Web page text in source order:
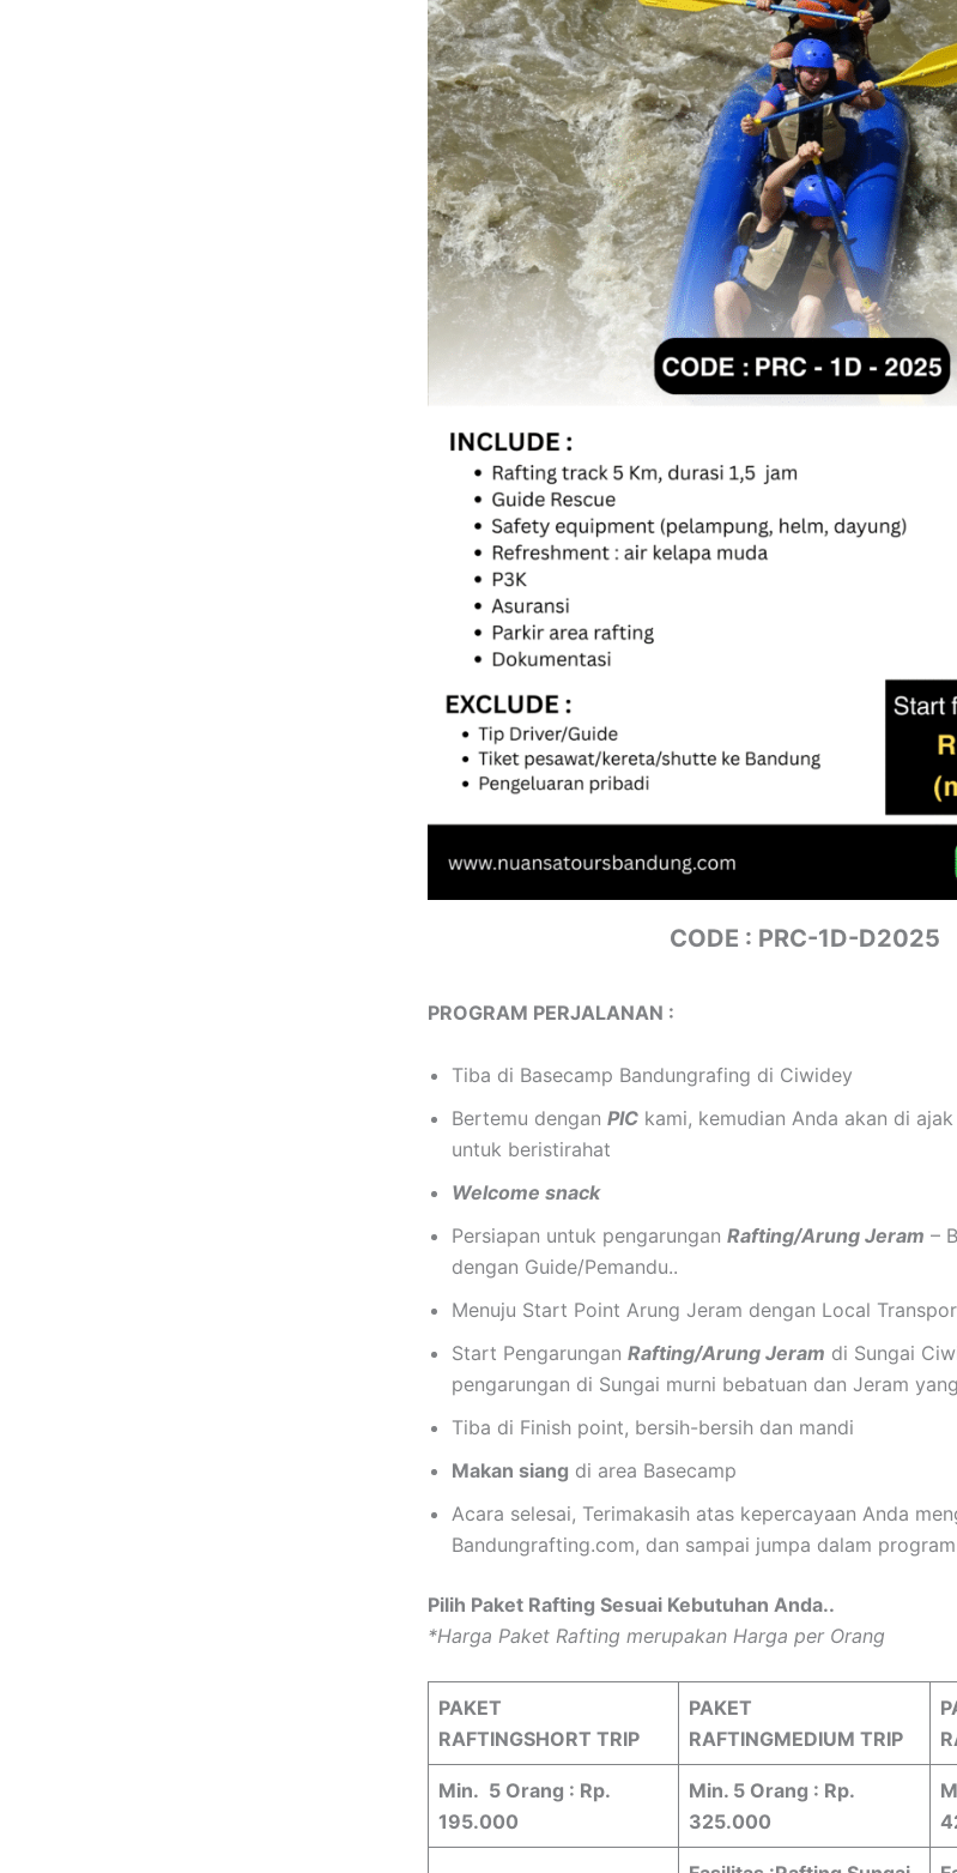
CODE : PRC-1D-D2025
PROGRAM PERJALANAN :
Tiba di Basecamp Bandungrafing di Ciwidey
Bertemu dengan PIC kami, kemudian Anda akan di
untuk beristirahat
Welcome snack
Persiapan untuk pengarungan Rafting/Arung Jeram –
dengan Guide/Pemandu..
Menuju Start Point Arung Jeram dengan Local
Start Pengarungan Rafting/Arung Jeram di Sungai
pengarungan di Sungai murni bebatuan dan Jeram
Tiba di Finish point, bersih-bersih dan mandi
Makan siang di area Basecamp
Acara selesai, Terimakasih atas kepercayaan Anda
Bandungrafting.com, dan sampai jumpa dalam
Pilih Paket Rafting Sesuai Kebutuhan Anda..
*Harga Paket Rafting merupakan Harga per Orang
PAKET
RAFTINGSHORT TRIP
PAKET
RAFTINGMEDIUM TRIP
Min. 5 Orang : Rp.
195.000
Min. 5 Orang : Rp.
325.000